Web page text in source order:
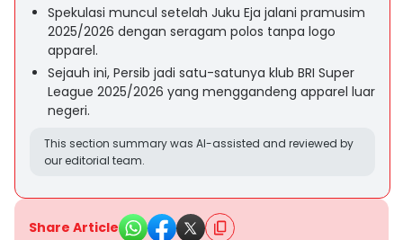
Spekulasi muncul setelah Juku Eja jalani pramusim
2025/2026 dengan seragam polos tanpa logo
apparel.
Sejauh ini, Persib jadi satu-satunya klub BRI Super
League 2025/2026 yang menggandeng apparel luar
negeri.
This section summary was AI-assisted and reviewed by
our editorial team.
Share Article